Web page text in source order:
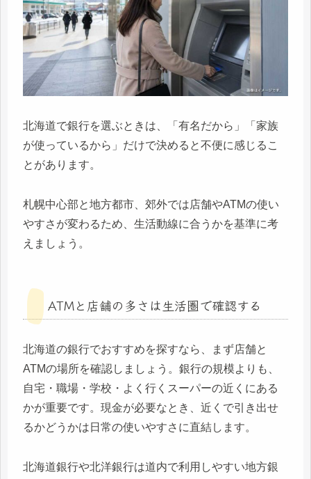
北海道で銀行を選ぶときは、「有名だから」「家族
が使っているから」だけで決めると不便に感じるこ
とがあります。
札幌中心部と地方都市、郊外では店舗やATMの使い
やすさが変わるため、生活動線に合うかを基準に考
えましょう。
ATMと店舗の多さは生活圏で確認する
北海道の銀行でおすすめを探すなら、まず店舗と
ATMの場所を確認しましょう。銀行の規模よりも、
自宅・職場・学校・よく行くスーパーの近くにある
かが重要です。現金が必要なとき、近くで引き出せ
るかどうかは日常の使いやすさに直結します。
北海道銀行や北洋銀行は道内で利用しやすい地方銀